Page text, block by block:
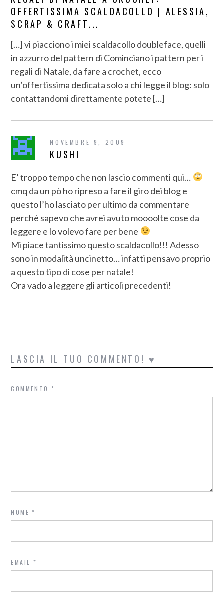
OFFERTISSIMA SCALDACOLLO | ALESSIA,
SCRAP & CRAFT...
[…] vi piacciono i miei scaldacollo doubleface, quelli
in azzurro del pattern di Cominciano i pattern per i
regali di Natale, da fare a crochet, ecco
un’offertissima dedicata solo a chi legge il blog: solo
contattandomi direttamente potete […]
NOVEMBRE 9, 2009
KUSHI
E’ troppo tempo che non lascio commenti qui…
cmq da un pò ho ripreso a fare il giro dei blog e
questo l’ho lasciato per ultimo da commentare
perchè sapevo che avrei avuto moooolte cose da
leggere e lo volevo fare per bene
Mi piace tantissimo questo scaldacollo!!! Adesso
sono in modalità uncinetto… infatti pensavo proprio
a questo tipo di cose per natale!
Ora vado a leggere gli articoli precedenti!
LASCIA IL TUO COMMENTO! ♥
COMMENTO*
NOME*
EMAIL *